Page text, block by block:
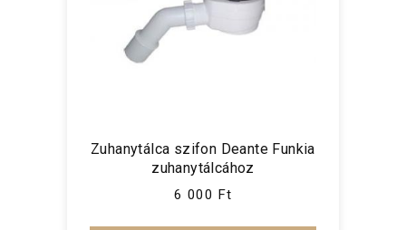
Zuhanytálca szifon Deante Funkia
zuhanytálcához
6 000 Ft